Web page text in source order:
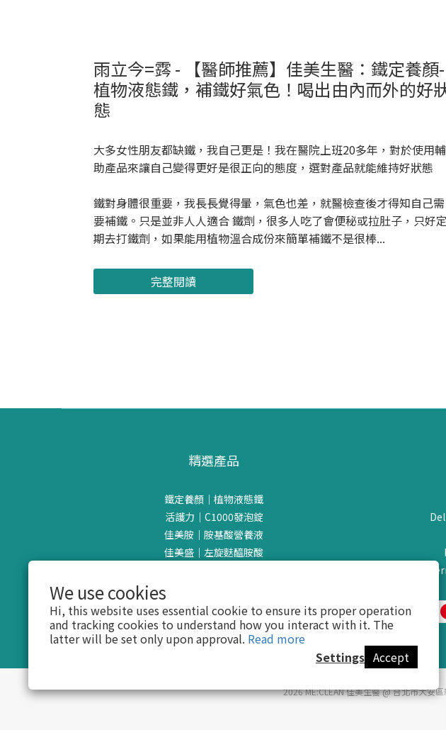
We use cookies
Hi, this website uses essential cookie to ensure its proper operation
and tracking cookies to understand how you interact with it. The
latter will be set only upon approval. Read more
Settings Accept
雨立今=霠 - 【醫師推薦】佳美生醫：鐵定養顏-
植物液態鐵，補鐵好氣色！喝出由內而外的好
態
大多女性朋友都缺鐵，我自己更是！我在醫院上班20多年，對於使用輔
助產品來讓自己變得更好是很正向的態度，選對產品就能維持好狀態
鐵對身體很重要，我長長覺得暈，氣色也差，就醫檢查後才得知自己需
要補鐵。只是並非人人適合 鐵劑，很多人吃了會便秘或拉肚子，只好定
期去打鐵劑，如果能用植物溫合成份來簡單補鐵不是很棒...
完整閱讀
精選產品
鐵定養顏｜植物液態鐵
活護力｜C1000發泡錠
佳美胺｜胺基酸營養液
佳美盛｜左旋麩醯胺酸
2026 ME:CLEAN 佳美生醫 @ 台北市大安